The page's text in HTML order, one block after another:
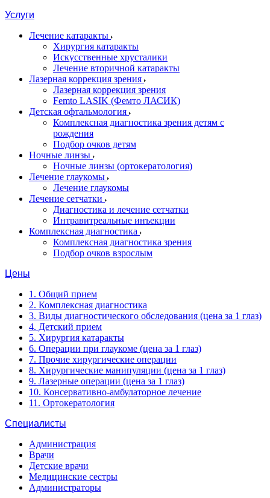
Услуги
Лечение катаракты
Хирургия катаракты
Искусственные хрусталики
Лечение вторичной катаракты
Лазерная коррекция зрения
Лазерная коррекция зрения
Femto LASIK (Фемто ЛАСИК)
Детская офтальмология
Комплексная диагностика зрения детям c
рождения
Подбор очков детям
Ночные линзы
Ночные линзы (ортокератология)
Лечение глаукомы
Лечение глаукомы
Лечение сетчатки
Диагностика и лечение сетчатки
Интравитреальные инъекции
Комплексная диагностика
Комплексная диагностика зрения
Подбор очков взрослым
Цены
1. Общий прием
2. Комплексная диагностика
3. Виды диагностического обследования (цена за 1 глаз)
4. Детский прием
5. Хирургия катаракты
6. Операции при глаукоме (цена за 1 глаз)
7. Прочие хирургические операции
8. Хирургические манипуляции (цена за 1 глаз)
9. Лазерные операции (цена за 1 глаз)
10. Консервативно-амбулаторное лечение
11. Ортокератология
Специалисты
Администрация
Врачи
Детские врачи
Медицинские сестры
Администраторы